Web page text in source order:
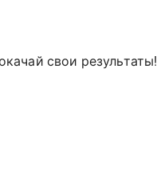
свои результаты!